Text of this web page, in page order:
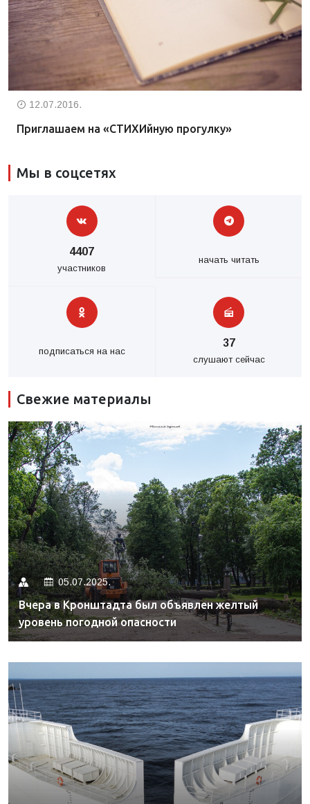
12.07.2016.
Приглашаем на «СТИХИйную прогулку»
Мы в соцсетях
4407
участников
начать читать
подписаться на нас
37
слушают сейчас
Свежие материалы
05.07.2025.
Вчера в Кронштадта был объявлен желтый
уровень погодной опасности